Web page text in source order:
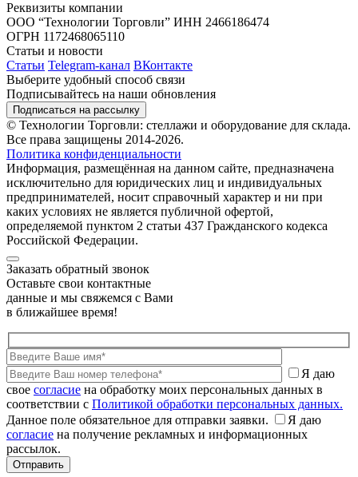
Реквизиты компании
ООО “Технологии Торговли” ИНН 2466186474
ОГРН 1172468065110
Статьи и новости
Статьи Telegram-канал ВКонтакте
Выберите удобный способ связи
Подписывайтесь на наши обновления
Подписаться на рассылку
© Технологии Торговли: стеллажи и оборудование для склада.
Все права защищены 2014-2026.
Политика конфиденциальности
Информация, размещённая на данном сайте, предназначена
исключительно для юридических лиц и индивидуальных
предпринимателей, носит справочный характер и ни при
каких условиях не является публичной офертой,
определяемой пунктом 2 статьи 437 Гражданского кодекса
Российской Федерации.
Заказать обратный звонок
Оставьте свои контактные
данные и мы свяжемся с Вами
в ближайшее время!
Я даю
свое согласие на обработку моих персональных данных в
соответствии с Политикой обработки персональных данных.
Данное поле обязательное для отправки заявки.
Я даю
согласие на получение рекламных и информационных
рассылок.